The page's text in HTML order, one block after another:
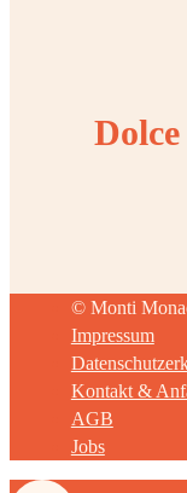
© Monti
Impressum
Kontakt &
AGB
Jobs